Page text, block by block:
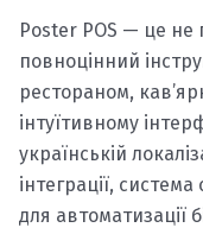
Poster POS — це не
повноцінний
рестораном,
інтуїтивному
українській
інтеграції,
для автоматизації